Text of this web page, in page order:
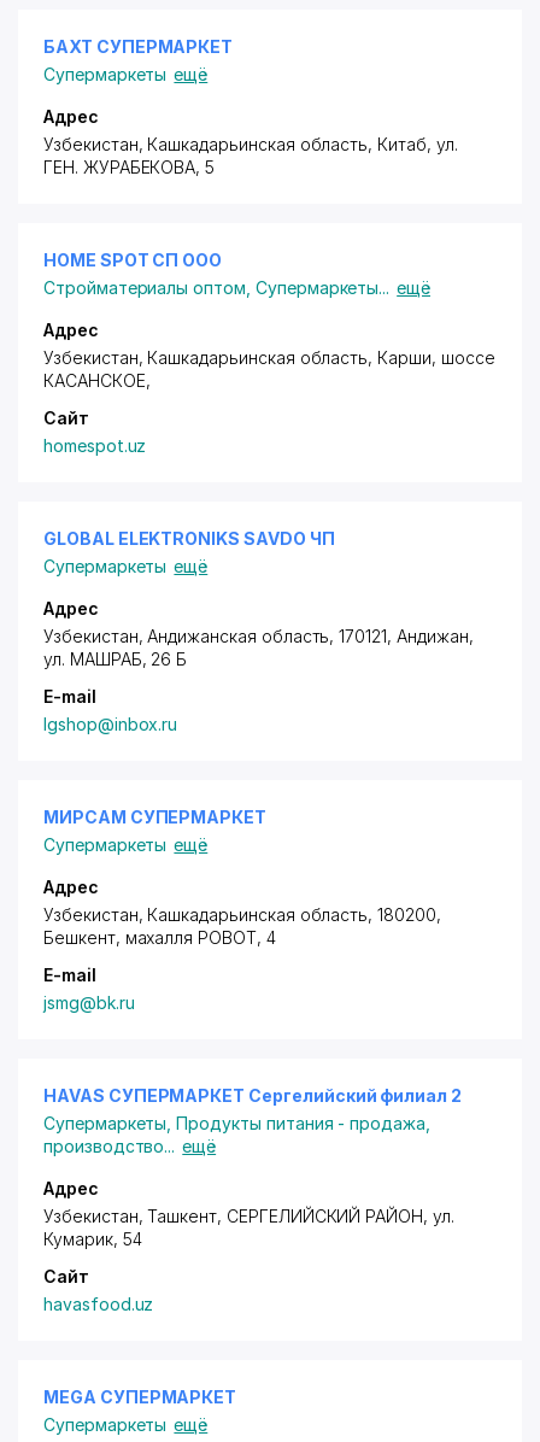
БАХТ СУПЕРМАРКЕТ
Супермаркеты ещё
Адрес
Узбекистан, Кашкадарьинская область, Китаб, ул.
ГЕН. ЖУРАБЕКОВА, 5
HOME SPOT СП ООО
Стройматериалы оптом Супермаркеты... ещё
Адрес
Узбекистан, Кашкадарьинская область, Карши, шоссе
КАСАНСКОЕ,
Сайт
homespot.uz
GLOBAL ELEKTRONIKS SAVDO ЧП
Супермаркеты ещё
Адрес
Узбекистан, Андижанская область, 170121, Андижан,
ул. МАШРАБ, 26 Б
E-mail
lgshop@inbox.ru
МИРСАМ СУПЕРМАРКЕТ
Супермаркеты ещё
Адрес
Узбекистан, Кашкадарьинская область, 180200,
Бешкент, махалля РОВОТ, 4
E-mail
jsmg@bk.ru
HAVAS СУПЕРМАРКЕТ Сергелийский филиал 2
Супермаркеты ,Продукты питания - продажа,
производство... ещё
Адрес
Узбекистан, Ташкент, СЕРГЕЛИЙСКИЙ РАЙОН, ул.
Кумарик, 54
Сайт
havasfood.uz
MEGA СУПЕРМАРКЕТ
Супермаркеты ещё